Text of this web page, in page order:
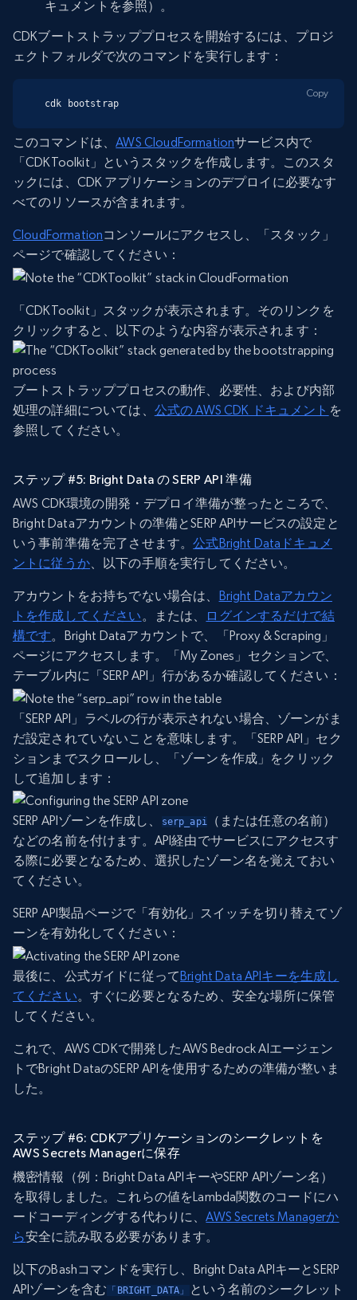
キュメントを参照）。
CDKブートストラッププロセスを開始するには、プロジ
ェクトフォルダで次のコマンドを実行します：
cdk bootstrap
Copy
このコマンドは、AWS CloudFormationサービス内で
「CDKToolkit」というスタックを作成します。このスタ
ックには、CDK アプリケーションのデプロイに必要なす
べてのリソースが含まれます。
CloudFormationコンソールにアクセスし、「スタック」
ページで確認してください：
「CDKToolkit」スタックが表示されます。そのリンクを
クリックすると、以下のような内容が表示されます：
ブートストラッププロセスの動作、必要性、および内部
処理の詳細については、 公式の AWS CDK ドキュメント を
参照してください。
ステップ #5: Bright Data の SERP API 準備
AWS CDK環境の開発・デプロイ準備が整ったところで、
Bright Dataアカウントの準備とSERP APIサービスの設定と
いう事前準備を完了させます。公式Bright Dataドキュメ
ントに従うか、以下の手順を実行してください。
アカウントをお持ちでない場合は、 Bright Dataアカウン
トを作成してください。または、
ログインするだけで結
構です。Bright Dataアカウントで、「Proxy & Scraping」
ページにアクセスします。「My Zones」セクションで、
テーブル内に「SERP API」行があるか確認してください：
「SERP API」ラベルの行が表示されない場合、ゾーンがま
だ設定されていないことを意味します。「SERP API」セク
ションまでスクロールし、「ゾーンを作成」をクリック
して追加します：
SERP APIゾーンを作成し、 serp_api（または任意の名前）
などの名前を付けます。API経由でサービスにアクセスす
る際に必要となるため、選択したゾーン名を覚えておい
てください。
SERP API製品ページで「有効化」スイッチを切り替えてゾ
ーンを有効化してください：
最後に、公式ガイドに従ってBright Data APIキーを生成し
てください。すぐに必要となるため、安全な場所に保管
してください。
これで、AWS CDKで開発したAWS Bedrock AIエージェン
トでBright DataのSERP APIを使用するための準備が整いま
した。
ステップ #6: CDKアプリケーションのシークレットを
AWS Secrets Managerに保存
機密情報（例：Bright Data APIキーやSERP APIゾーン名）
を取得しました。これらの値をLambda関数のコードにハ
ードコーディングする代わりに、AWS Secrets Managerか
ら安全に読み取る必要があります。
以下のBashコマンドを実行し、Bright Data APIキーとSERP
APIゾーンを含む 「BRIGHT_DATA」
という名前のシークレット